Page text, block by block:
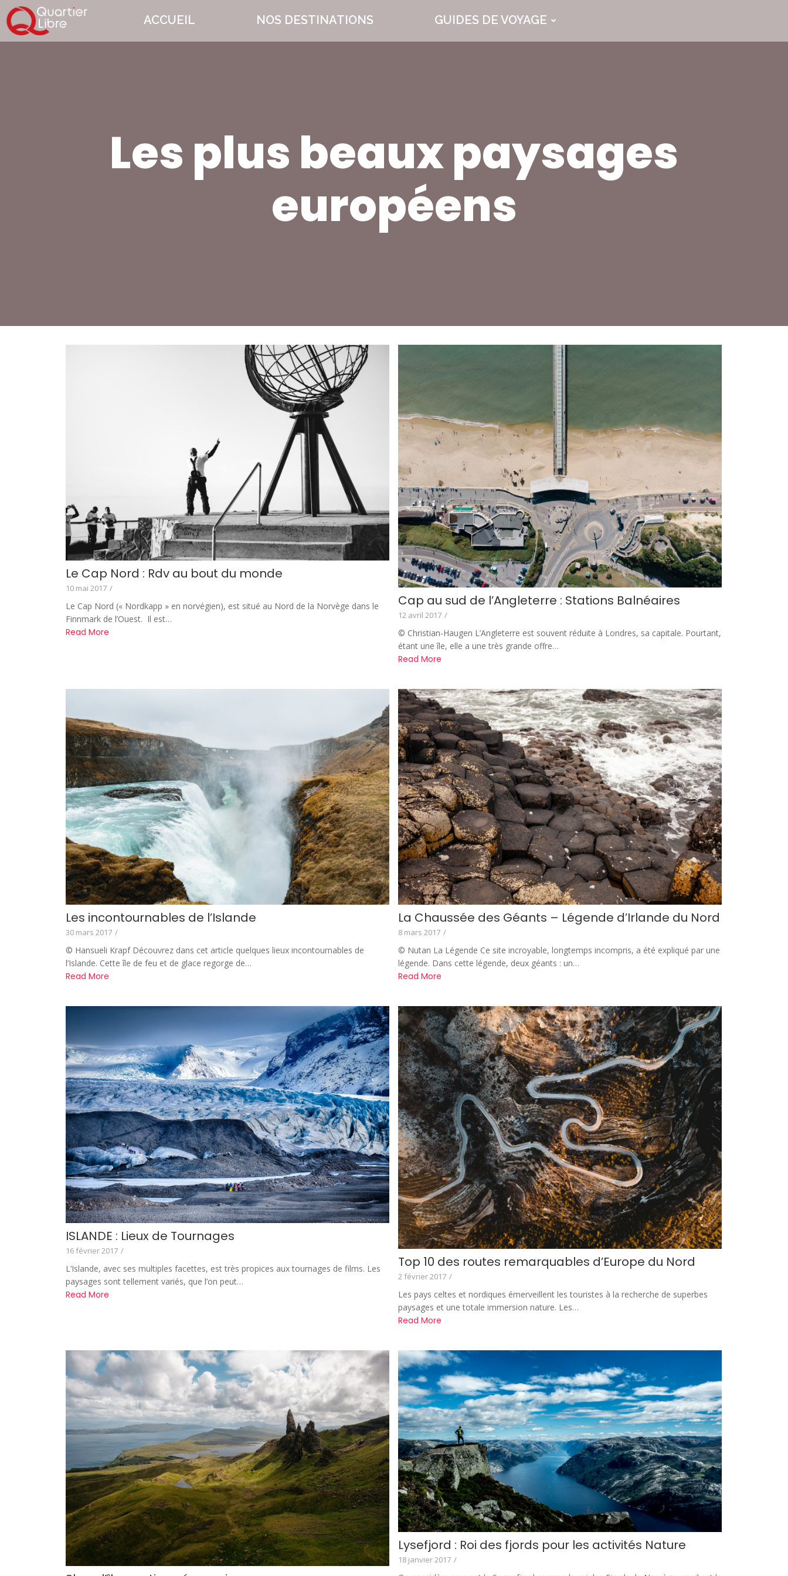
ACCUEIL NOS DESTINATIONS GUIDES DE VOYAGE
Les plus beaux paysages
européens
Le Cap Nord : Rdv au bout du monde
10 mai 2017 /
Le Cap Nord (« Nordkapp » en norvégien), est situé au Nord de la Norvège dans le
Finnmark de l’Ouest. Il est…
Read More
Cap au sud de l’Angleterre : Stations Balnéaires
12 avril 2017 /
© Christian-Haugen L’Angleterre est souvent réduite à Londres, sa capitale. Pourtant,
étant une île, elle a une très grande offre…
Read More
Les incontournables de l’Islande
30 mars 2017 /
© Hansueli Krapf Découvrez dans cet article quelques lieux incontournables de
l’Islande. Cette île de feu et de glace regorge de…
Read More
La Chaussée des Géants – Légende d’Irlande du Nord
8 mars 2017 /
© Nutan La Légende Ce site incroyable, longtemps incompris, a été expliqué par une
légende. Dans cette légende, deux géants : un…
Read More
ISLANDE : Lieux de Tournages
16 février 2017 /
L’Islande, avec ses multiples facettes, est très propices aux tournages de films. Les
paysages sont tellement variés, que l’on peut…
Read More
Top 10 des routes remarquables d’Europe du Nord
2 février 2017 /
Les pays celtes et nordiques émerveillent les touristes à la recherche de superbes
paysages et une totale immersion nature. Les…
Read More
Lysefjord : Roi des fjords pour les activités Nature
18 janvier 2017 /